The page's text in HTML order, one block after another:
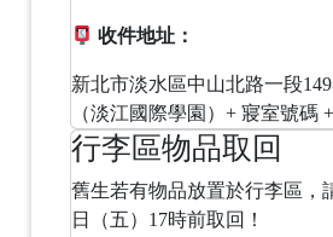
收件地址：
新北市淡水區中山北路一段
（淡江國際學園）+ 寢室號碼
行李區物品取回
舊生若有物品放置於行李區，
日（五）17時前取回！